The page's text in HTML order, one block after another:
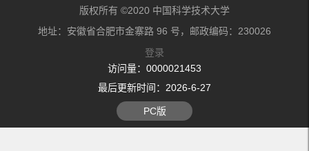
版权所有 ©2020 中国科学技术大学
地址：安徽省合肥市金寨路 96 号，邮政编码：230026
登录
访问量： 0000021453
最后更新时间： 2026-6-27
PC版